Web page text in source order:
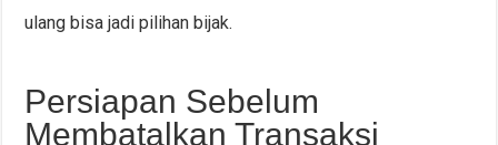
ulang bisa jadi pilihan bijak.
Persiapan Sebelum
Membatalkan Transaksi